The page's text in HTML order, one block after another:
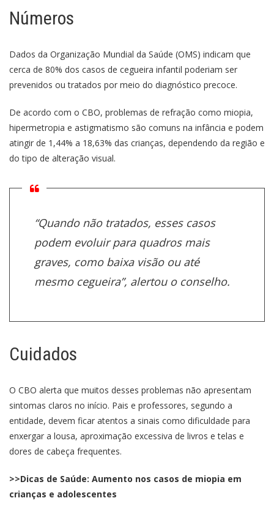
Números
Dados da Organização Mundial da Saúde (OMS) indicam que
cerca de 80% dos casos de cegueira infantil poderiam ser
prevenidos ou tratados por meio do diagnóstico precoce.
De acordo com o CBO, problemas de refração como miopia,
hipermetropia e astigmatismo são comuns na infância e podem
atingir de 1,44% a 18,63% das crianças, dependendo da região e
do tipo de alteração visual.
“Quando não tratados, esses casos
podem evoluir para quadros mais
graves, como baixa visão ou até
mesmo cegueira”, alertou o conselho.
Cuidados
O CBO alerta que muitos desses problemas não apresentam
sintomas claros no início. Pais e professores, segundo a
entidade, devem ficar atentos a sinais como dificuldade para
enxergar a lousa, aproximação excessiva de livros e telas e
dores de cabeça frequentes.
>>Dicas de Saúde: Aumento nos casos de miopia em
crianças e adolescentes